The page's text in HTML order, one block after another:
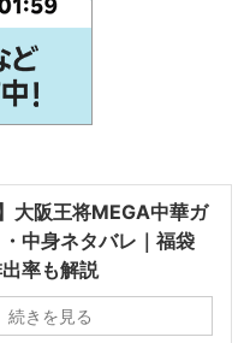
大阪王将MEGA中華ガ
中身ネタバレ｜福袋
率も解説
続きを見る